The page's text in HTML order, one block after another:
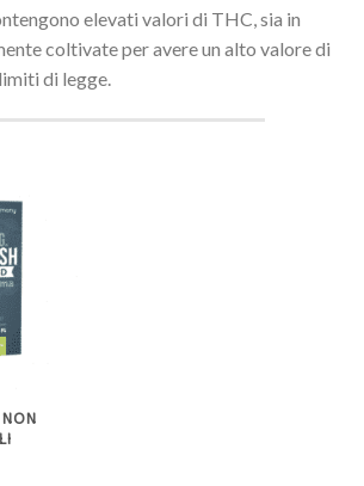
elevati valori di THC, sia in
coltivate per avere un alto valore di
di legge.